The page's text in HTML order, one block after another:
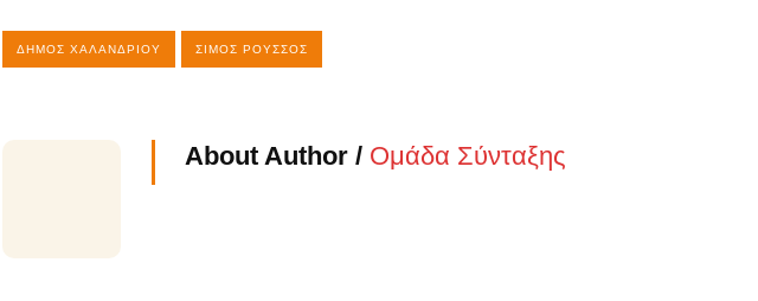
Υγεία
Διατροφή
ΔΉΜΟΣ ΧΑΛΑΝΔΡΊΟΥ ΣΊΜΟΣ ΡΟΎΣΣΟΣ
About Author / Ομάδα Σύνταξης